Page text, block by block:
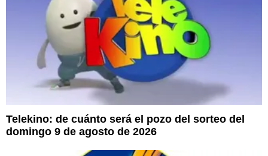
Telekino: de cuánto será el pozo del sorteo del
domingo 9 de agosto de 2026